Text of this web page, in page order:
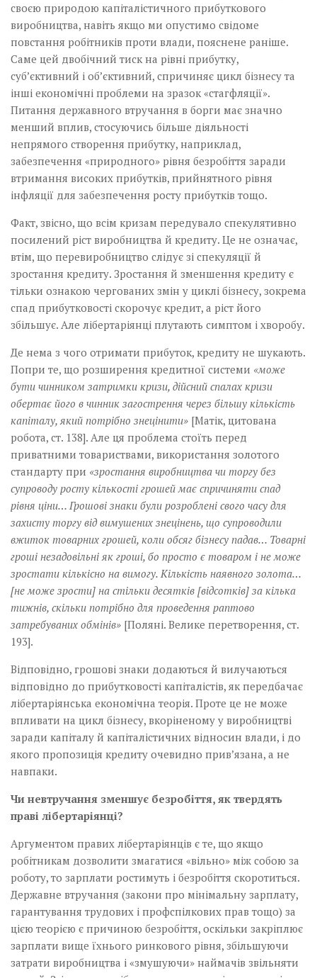
своєю природою капіталістичного прибуткового
виробництва, навіть якщо ми опустимо свідоме
повстання робітників проти влади, пояснене раніше.
Саме цей двобічний тиск на рівні прибутку,
суб’єктивний і об’єктивний, спричиняє цикл бізнесу та
інші економічні проблеми на зразок «стагфляції».
Питання державного втручання в борги має значно
менший вплив, стосуючись більше діяльності
непрямого створення прибутку, наприклад,
забезпечення «природного» рівня безробіття заради
втримання високих прибутків, прийнятного рівня
інфляції для забезпечення росту прибутків тощо.
Факт, звісно, що всім кризам передувало спекулятивно
посилений ріст виробництва й кредиту. Це не означає,
втім, що перевиробництво слідує зі спекуляції й
зростання кредиту. Зростання й зменшення кредиту є
тільки ознакою чергованих змін у циклі бізнесу, зокрема
спад прибутковості скорочує кредит, а ріст його
збільшує. Але лібертаріянці плутають симптом і хворобу.
Де нема з чого отримати прибуток, кредиту не шукають.
Попри те, що розширення кредитної системи «може
бути чинником затримки кризи, дійсний спалах кризи
обертає його в чинник загострення через більшу кількість
капіталу, який потрібно знецінити» [Матік, цитована
робота, ст. 138]. Але ця проблема стоїть перед
приватними товариствами, використання золотого
стандарту при «зростання виробництва чи торгу без
супроводу росту кількості грошей має спричиняти спад
рівня ціни… Грошові знаки були розроблені свого часу для
захисту торгу від вимушених знецінень, що супроводили
вжиток товарних грошей, коли обсяг бізнесу падав… Товарні
гроші незадовільні як гроші, бо просто є товаром і не може
зростати кількісно на вимогу. Кількість наявного золота…
[не може зрости] на стільки десятків [відсотків] за кілька
тижнів, скільки потрібно для проведення раптово
затребуваних обмінів» [Поляні. Велике перетворення, ст.
193].
Відповідно, грошові знаки додаються й вилучаються
відповідно до прибутковості капіталістів, як передбачає
лібертаріянська економічна теорія. Проте це не може
впливати на цикл бізнесу, вкоріненому у виробництві
заради капіталу й капіталістичних відносин влади, і до
якого пропозиція кредиту очевидно прив’язана, а не
навпаки.
Чи невтручання зменшує безробіття, як твердять
праві лібертаріянці?
Аргументом правих лібертаріянців є те, що якщо
робітникам дозволити змагатися «вільно» між собою за
роботу, то зарплати ростимуть і безробіття скоротиться.
Державне втручання (закони про мінімальну зарплату,
гарантування трудових і профспілкових прав тощо) за
цією теорією є причиною безробіття, оскільки закріплює
зарплати вище їхнього ринкового рівня, збільшуючи
затрати виробництва і «змушуючи» наймачів звільняти